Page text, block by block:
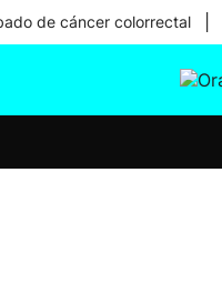
de cáncer colorrectal